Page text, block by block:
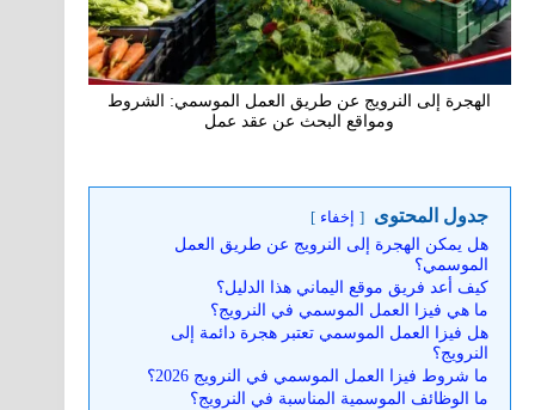
الهجرة إلى النرويج عن طريق العمل الموسمي: الشروط
ومواقع البحث عن عقد عمل
جدول المحتوى إخفاء
هل يمكن الهجرة إلى النرويج عن طريق العمل
الموسمي؟
كيف أعد فريق موقع اليماني هذا الدليل؟
ما هي فيزا العمل الموسمي في النرويج؟
هل فيزا العمل الموسمي تعتبر هجرة دائمة إلى
النرويج؟
ما شروط فيزا العمل الموسمي في النرويج 2026؟
ما الوظائف الموسمية المناسبة في النرويج؟